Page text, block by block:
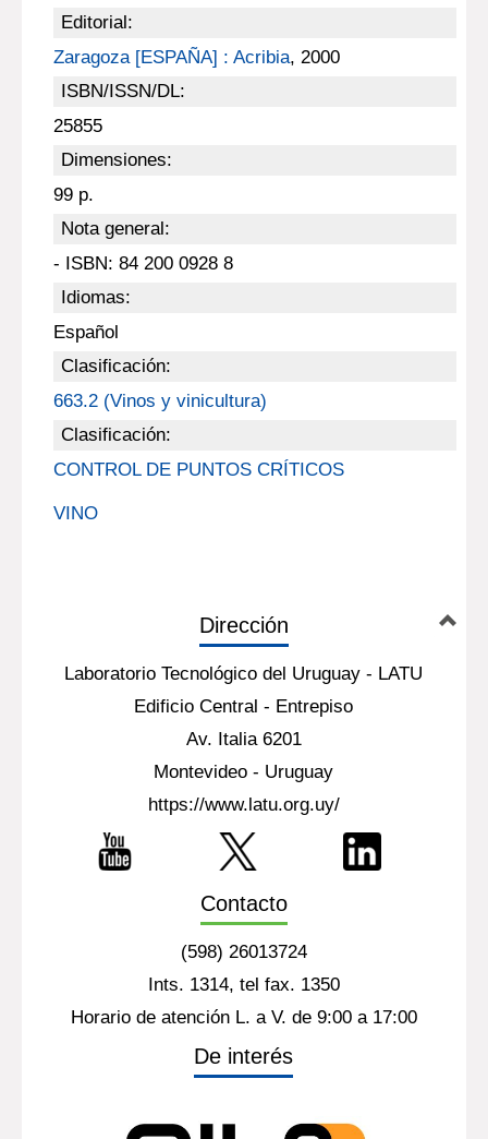
Editorial:
Zaragoza [ESPAÑA] : Acribia, 2000
ISBN/ISSN/DL:
25855
Dimensiones:
99 p.
Nota general:
- ISBN: 84 200 0928 8
Idiomas:
Español
Clasificación:
663.2 (Vinos y vinicultura)
Clasificación:
CONTROL DE PUNTOS CRÍTICOS
VINO
Dirección
Laboratorio Tecnológico del Uruguay - LATU
Edificio Central - Entrepiso
Av. Italia 6201
Montevideo - Uruguay
https://www.latu.org.uy/
Contacto
(598) 26013724
Ints. 1314, tel fax. 1350
Horario de atención L. a V. de 9:00 a 17:00
De interés